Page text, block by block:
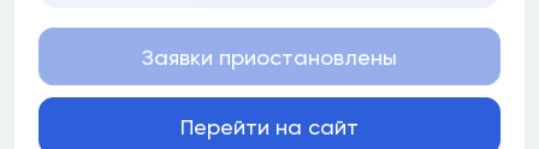
Заявки приостановлены
Перейти на сайт